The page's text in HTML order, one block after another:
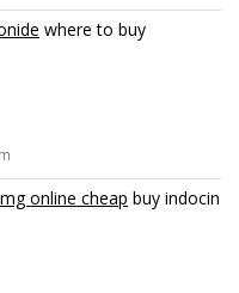
where to buy
online cheap buy indocin